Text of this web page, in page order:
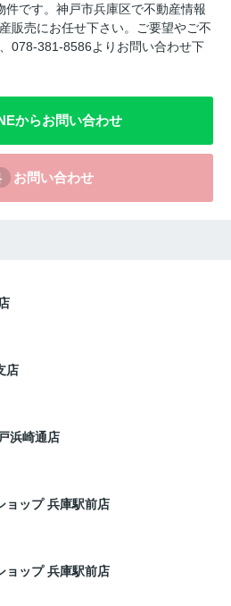
件です。神戸市兵庫区で不動産情報
販売にお任せ下さい。ご要望やご不
078-381-8586よりお問い合わせ下
からお問い合わせ
お問い合わせ
店
浜崎通店
ョップ 兵庫駅前店
ョップ 兵庫駅前店